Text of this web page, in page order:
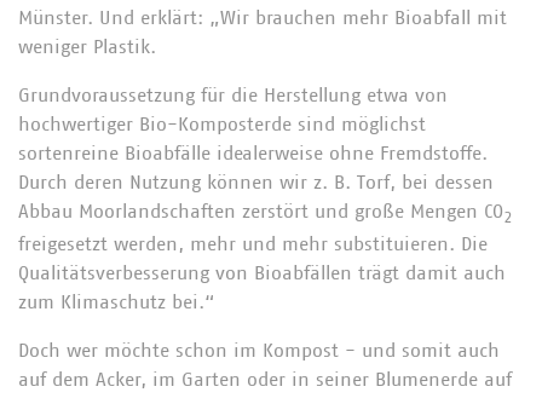
Münster. Und erklärt: „Wir brauchen mehr Bioabfall mit
weniger Plastik.
Grundvoraussetzung für die Herstellung etwa von
hochwertiger Bio-Komposterde sind möglichst
sortenreine Bioabfälle idealerweise ohne Fremdstoffe.
Durch deren Nutzung können wir z. B. Torf, bei dessen
Abbau Moorlandschaften zerstört und große Mengen CO2
freigesetzt werden, mehr und mehr substituieren. Die
Qualitätsverbesserung von Bioabfällen trägt damit auch
zum Klimaschutz bei.“
Doch wer möchte schon im Kompost - und somit auch
auf dem Acker, im Garten oder in seiner Blumenerde auf